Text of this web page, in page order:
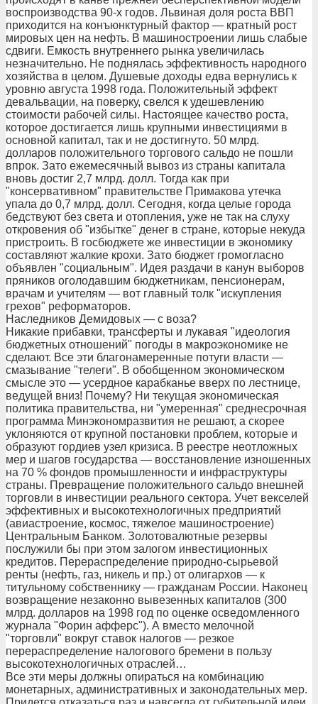
воспроизводства 90-х годов. Львиная доля роста ВВП
приходится на конъюнктурный фактор — кратный рост
мировых цен на нефть. В машиностроении лишь слабые
сдвиги. Емкость внутреннего рынка увеличилась
незначительно. Не поднялась эффективность народного
хозяйства в целом. Душевые доходы едва вернулись к
уровню августа 1998 года. Положительный эффект
девальвации, на поверку, свелся к удешевлению
стоимости рабочей силы. Настоящее качество роста,
которое достигается лишь крупными инвестициями в
основной капитал, так и не достигнуто. 50 млрд.
долларов положительного торгового сальдо не пошли
впрок. Зато ежемесячный вывоз из страны капитала
вновь достиг 2,7 млрд. долл. Тогда как при
"консервативном" правительстве Примакова утечка
упала до 0,7 млрд. долл. Сегодня, когда целые города
бедствуют без света и отопления, уже не так на слуху
откровения об "избытке" денег в стране, которые некуда
пристроить. В госбюджете же инвестиции в экономику
составляют жалкие крохи. Зато бюджет громогласно
объявлен "социальным". Идея раздачи в канун выборов
пряников оголодавшим бюджетникам, пенсионерам,
врачам и учителям — вот главный толк "искупления
грехов" реформаторов.
Наследников Демидовых — с воза?
Никакие прибавки, трансферты и лукавая "идеология
бюджетных отношений" погоды в макроэкономике не
сделают. Все эти благонамеренные потуги власти —
смазывание "телеги". В обобщенном экономическом
смысле это — усердное карабканье вверх по лестнице,
ведущей вниз! Почему? Ни текущая экономическая
политика правительства, ни "умеренная" среднесрочная
программа Минэкономразвития не решают, а скорее
уклоняются от крупной постановки проблем, которые и
образуют гордиев узел кризиса. В реестре неотложных
мер и шагов государства — восстановление изношенных
на 70 % фондов промышленности и инфраструктуры
страны. Превращение положительного сальдо внешней
торговли в инвестиции реального сектора. Учет векселей
эффективных и высокотехнологичных предприятий
(авиастроение, космос, тяжелое машиностроение)
Центральным Банком. Золотовалютные резервы
послужили бы при этом залогом инвестиционных
кредитов. Перераспределение природно-сырьевой
ренты (нефть, газ, никель и пр.) от олигархов — к
титульному собственнику — гражданам России. Наконец
возвращение незаконно вывезенных капиталов (300
млрд. долларов на 1998 год по оценке осведомленного
журнала "Форин афферс"). А вместо мелочной
"торговли" вокруг ставок налогов — резкое
перераспределение налогового бремени в пользу
высокотехнологичных отраслей…
Все эти меры должны опираться на комбинацию
монетарных, административных и законодательных мер.